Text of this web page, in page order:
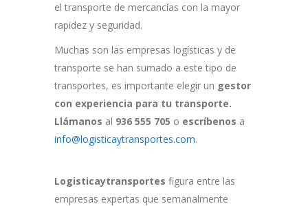
el transporte de mercancías con la mayor
rapidez y seguridad.
Muchas son las empresas logísticas y de
transporte se han sumado a este tipo de
transportes, es importante elegir un gestor
con experiencia para tu transporte.
Llámanos al 936 555 705 o escríbenos a
info@logisticaytransportes.com.
Logisticaytransportes figura entre las
empresas expertas que semanalmente